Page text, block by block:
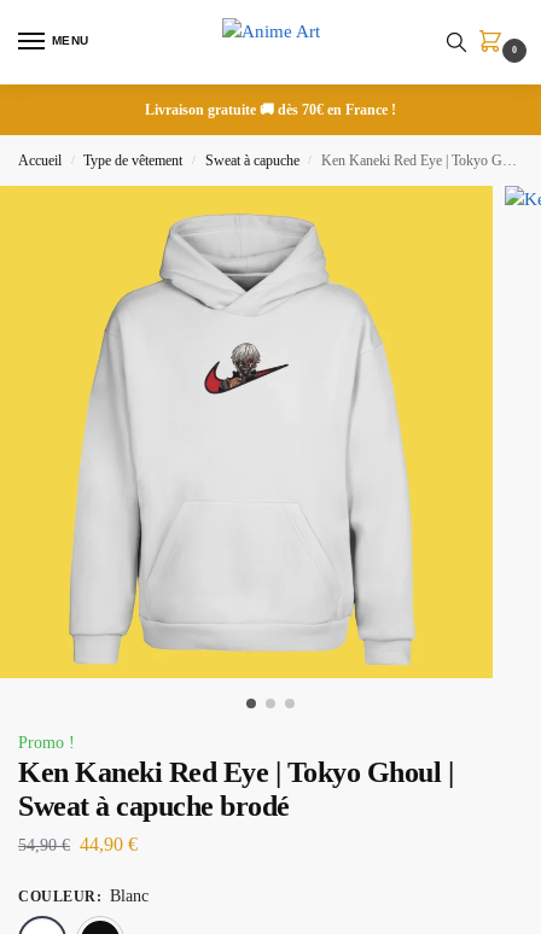
MENU
0
Livraison gratuite 🚚 dès 70€ en France !
Accueil / Type de vêtement / Sweat à capuche / Ken Kaneki Red Eye | Tokyo Ghoul | Sweat à capuche brodé
Promo !
Ken Kaneki Red Eye | Tokyo Ghoul |
Sweat à capuche brodé
54,90€ 44,90 €
COULEUR : Blanc